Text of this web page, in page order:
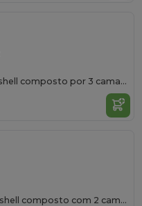
RUDOLPH Soft shell composto por 3 camadas
NEBRASKA Softshell composto com 2 camadas